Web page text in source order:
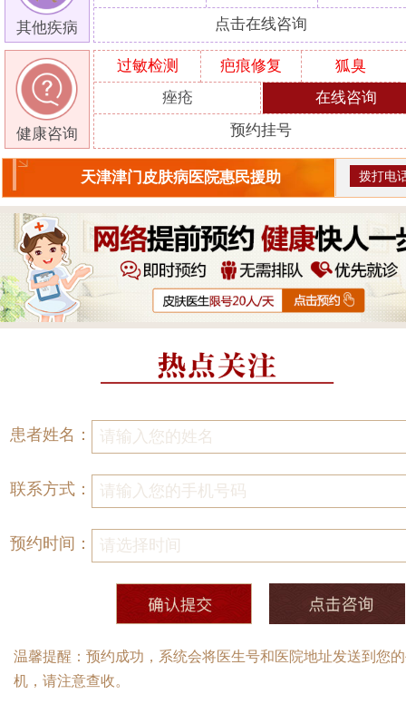
其他疾病 点击在线咨询
健康咨询
过敏检测 疤痕修复
狐臭
痤疮
在线咨询
预约挂号
天津津门皮肤病医院惠民援助 拨打电
患者姓名：
联系方式：
预约时间：
温馨提醒：预约成功，系统会将医生号和医院地址发送到您
机，请注意查收。